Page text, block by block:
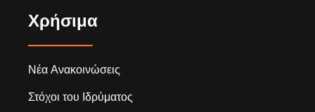
Χρήσιμα
Νέα Ανακοινώσεις
Στόχοι του Ιδρύματος